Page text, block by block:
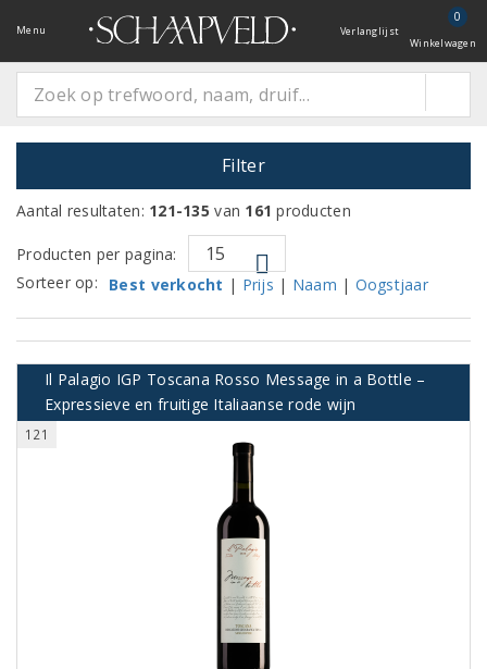
Menu Verlanglijst
0
Winkelwagen
Filter
Aantal resultaten: 121-135 van 161 producten
Producten per pagina:
Sorteer op:
Best verkocht | Prijs | Naam | Oogstjaar
Il Palagio IGP Toscana Rosso Message in a Bottle –
Expressieve en fruitige Italiaanse rode wijn
121